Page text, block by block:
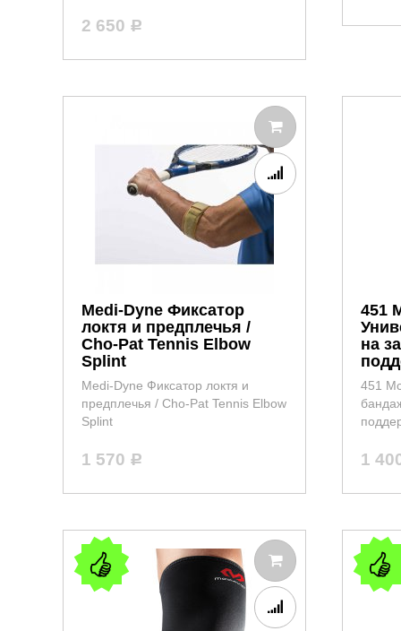
2 650 Р
Medi-Dyne Фиксатор
локтя и предплечья /
Cho-Pat Tennis Elbow
Splint
Medi-Dyne Фиксатор локтя и
предплечья / Cho-Pat Tennis Elbow
Splint
1 570 Р
451
на
451
1